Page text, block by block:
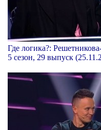
Где логика?:
5 сезон, 29 выпуск